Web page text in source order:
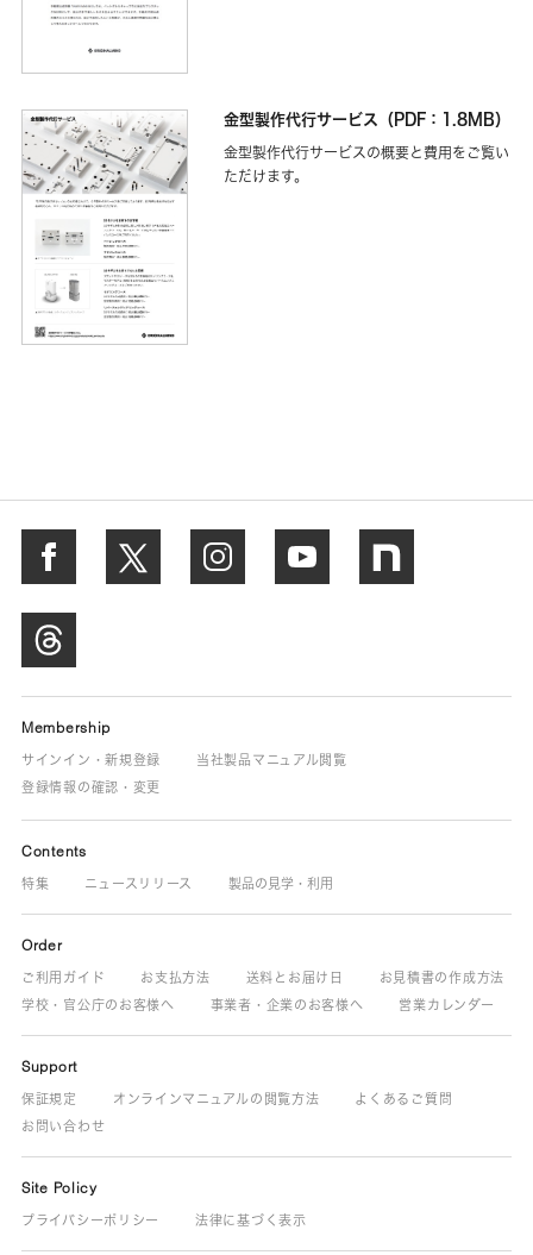
金型製作代行サービス（PDF：1.8MB）
金型製作代行サービスの概要と費用をご覧い
ただけます。
Membership
サインイン・新規登録
当社製品マニュアル閲覧
登録情報の確認・変更
Contents
特集 ニュースリリース 製品の見学・利用
Order
ご利用ガイド お支払方法 送料とお届け日
お見積書の作成方法
学校・官公庁のお客様へ
事業者・企業のお客様へ 営業カレンダー
Support
保証規定 オンラインマニュアルの閲覧方法
よくあるご質問
お問い合わせ
Site Policy
プライバシーポリシー 法律に基づく表示